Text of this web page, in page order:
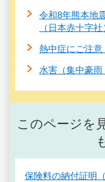
令和8年熊本地
（日本赤十字社
熱中症にご注意
水害（集中豪雨
このページを
保険料の納付証明